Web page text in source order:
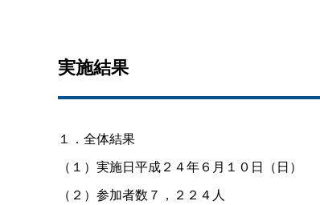
実施結果
１．全体結果
（１）実施日平成２４年６月１０日（日）
（２）参加者数７，２２４人